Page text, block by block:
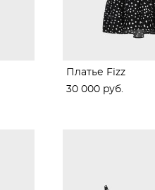
Платье Fizz
30 000 pуб.